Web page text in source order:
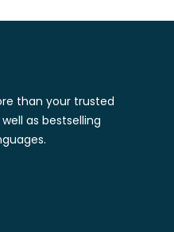
than your trusted
as bestselling